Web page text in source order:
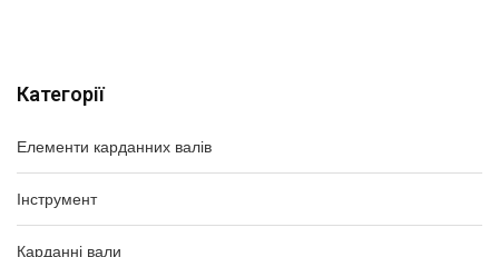
Категорії
Елементи карданних валів
Інструмент
Карданні вали